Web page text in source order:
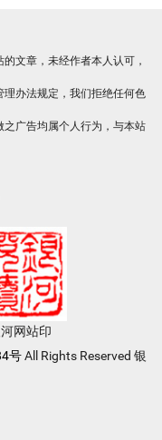
文章，未经作者本人认可，
办法规定，我们拒绝任何色
广告均属个人行为，与本站
网站印
号All Rights Reserved 银